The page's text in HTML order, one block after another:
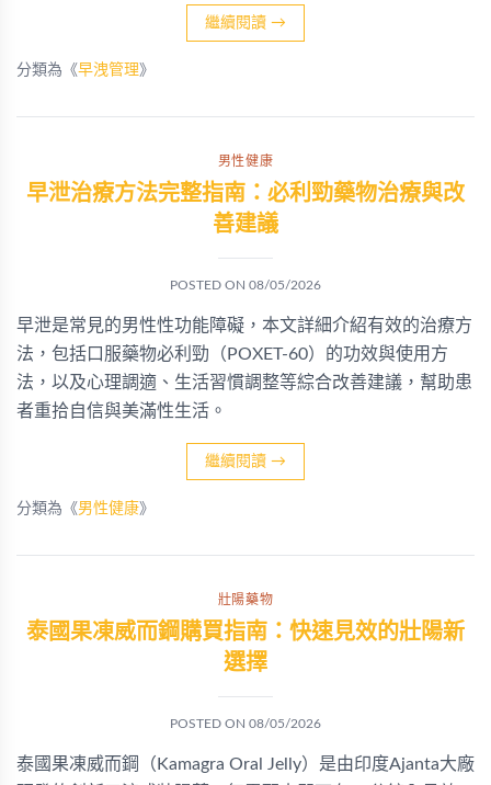
繼續閱讀 →
分類為《早洩管理》
男性健康
早泄治療方法完整指南：必利勁藥物治療與改
善建議
POSTED ON 08/05/2026
早泄是常見的男性性功能障礙，本文詳細介紹有效的治療方
法，包括口服藥物必利勁（POXET-60）的功效與使用方
法，以及心理調適、生活習慣調整等綜合改善建議，幫助患
者重拾自信與美滿性生活。
繼續閱讀 →
分類為《男性健康》
壯陽藥物
泰國果凍威而鋼購買指南：快速見效的壯陽新
選擇
POSTED ON 08/05/2026
泰國果凍威而鋼（Kamagra Oral Jelly）是由印度Ajanta大廠